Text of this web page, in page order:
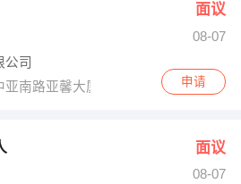
面议
08-07
公司
亚南路亚馨大厦3楼305室 或 乌苏市新
申请
面议
08-07